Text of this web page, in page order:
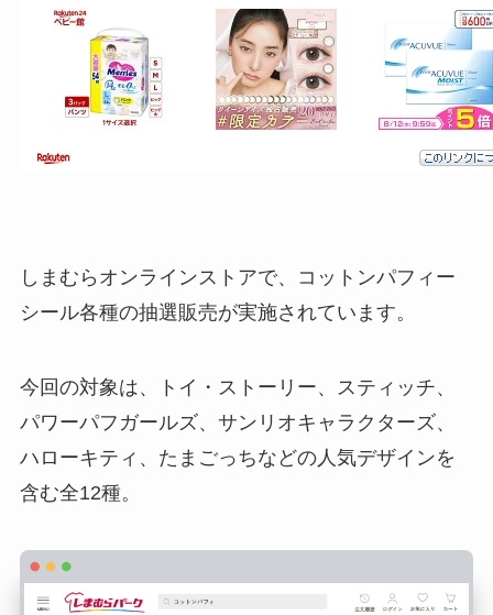
しまむらオンラインストアで、コットンパフィー
シール各種の抽選販売が実施されています。
今回の対象は、トイ・ストーリー、スティッチ、
パワーパフガールズ、サンリオキャラクターズ、
ハローキティ、たまごっちなどの人気デザインを
含む全12種。